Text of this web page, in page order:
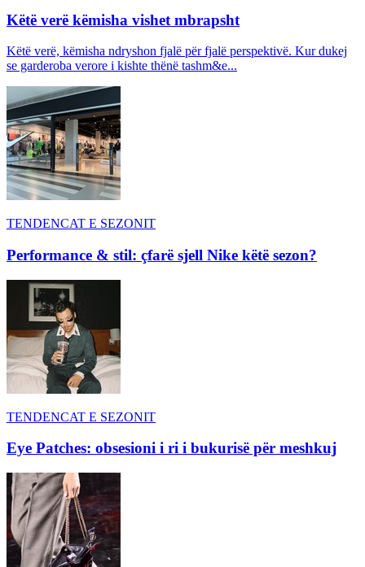
Këtë verë këmisha vishet mbrapsht
Këtë verë, këmisha ndryshon fjalë për fjalë perspektivë. Kur dukej
se garderoba verore i kishte thënë tashm&e...
TENDENCAT E SEZONIT
Performance & stil: çfarë sjell Nike këtë sezon?
TENDENCAT E SEZONIT
Eye Patches: obsesioni i ri i bukurisë për meshkuj